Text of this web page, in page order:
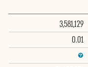
3,581,129
0.01